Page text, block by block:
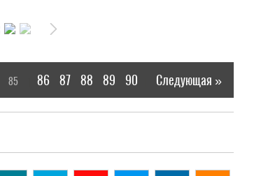
85 86 87 88 89 90 Следующая »